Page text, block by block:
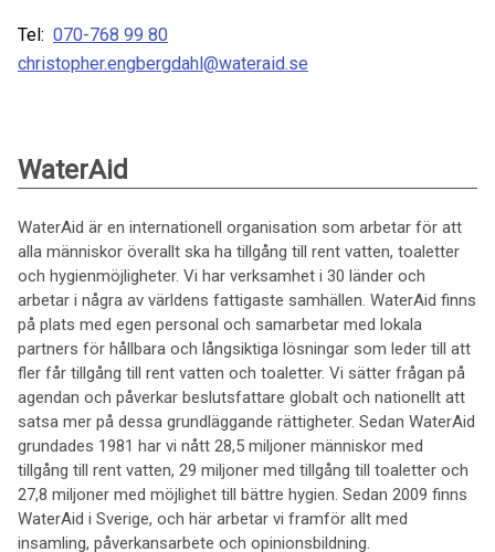
Tel: 070-768 99 80
christopher.engbergdahl@wateraid.se
WaterAid
WaterAid är en internationell organisation som arbetar för att
alla människor överallt ska ha tillgång till rent vatten, toaletter
och hygienmöjligheter. Vi har verksamhet i 30 länder och
arbetar i några av världens fattigaste samhällen. WaterAid finns
på plats med egen personal och samarbetar med lokala
partners för hållbara och långsiktiga lösningar som leder till att
fler får tillgång till rent vatten och toaletter. Vi sätter frågan på
agendan och påverkar beslutsfattare globalt och nationellt att
satsa mer på dessa grundläggande rättigheter. Sedan WaterAid
grundades 1981 har vi nått 28,5 miljoner människor med
tillgång till rent vatten, 29 miljoner med tillgång till toaletter och
27,8 miljoner med möjlighet till bättre hygien. Sedan 2009 finns
WaterAid i Sverige, och här arbetar vi framför allt med
insamling, påverkansarbete och opinionsbildning.